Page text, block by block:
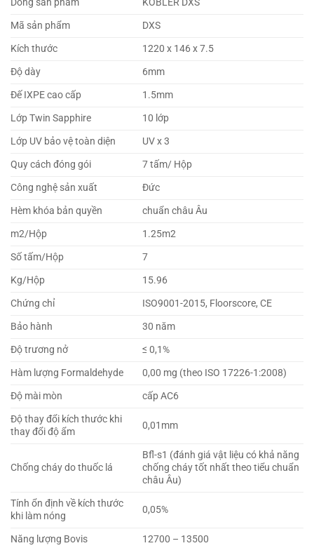
Dòng sản phẩm
KOBLER DXS
Mã sản phẩm
DXS
Kích thước
1220 x 146 x 7.5
Độ dày
6mm
Đế IXPE cao cấp
1.5mm
Lớp Twin Sapphire
10 lớp
Lớp UV bảo vệ toàn diện
UV x 3
Quy cách đóng gói
7 tấm/ Hộp
Công nghệ sản xuất
Đức
Hèm khóa bản quyền
chuẩn châu Âu
m2/Hộp
1.25m2
Số tấm/Hộp
7
Kg/Hộp
15.96
Chứng chỉ
ISO9001-2015, Floorscore, CE
Bảo hành
30 năm
Độ trương nở
≤ 0,1%
Hàm lượng Formaldehyde
0,00 mg (theo ISO 17226-1:2008)
Độ mài mòn
cấp AC6
Độ thay đổi kích thước khi
thay đổi độ ẩm
0,01mm
Chống cháy do thuốc lá
Bfl-s1 (đánh giá vật liệu có khả năng
chống cháy tốt nhất theo tiểu chuẩn
châu Âu)
Tính ổn định về kích thước
khi làm nóng
0,05%
Năng lượng Bovis
12700 – 13500